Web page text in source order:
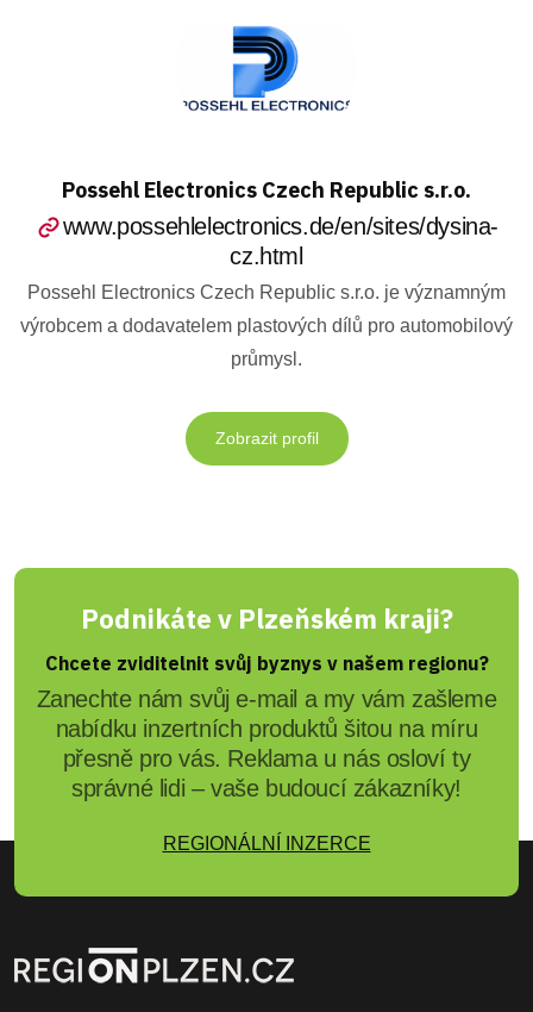
Possehl Electronics Czech Republic s.r.o.
www.possehlelectronics.de/en/sites/dysina-
cz.html
Possehl Electronics Czech Republic s.r.o. je významným
výrobcem a dodavatelem plastových dílů pro automobilový
průmysl.
Zobrazit profil
Podnikáte v Plzeňském kraji?
Chcete zviditelnit svůj byznys v našem regionu?
Zanechte nám svůj e-mail a my vám zašleme
nabídku inzertních produktů šitou na míru
přesně pro vás. Reklama u nás osloví ty
správné lidi – vaše budoucí zákazníky!
REGIONÁLNÍ INZERCE